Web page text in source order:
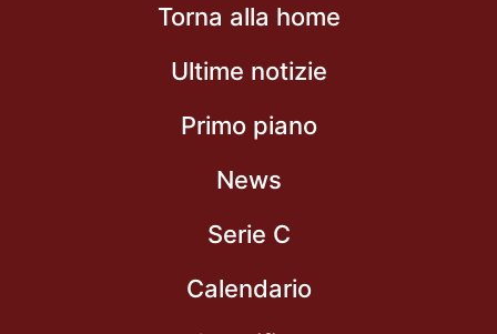
Torna alla home
Ultime notizie
Primo piano
News
Serie C
Calendario